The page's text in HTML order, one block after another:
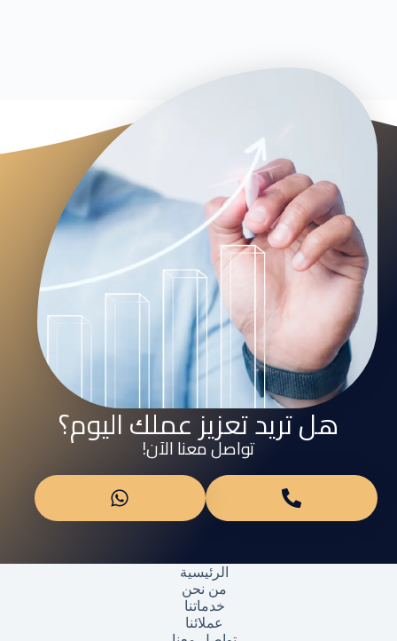
هل تريد تعزيز عملك اليوم؟
تواصل معنا الآن!
الرئيسية
من نحن
خدماتنا
عملائنا